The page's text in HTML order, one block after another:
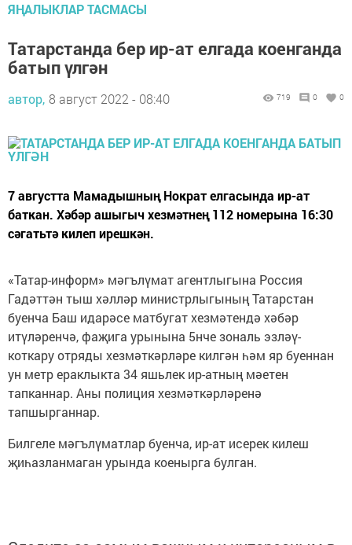
ЯҢАЛЫКЛАР ТАСМАСЫ
Татарстанда бер ир-ат елгада коенганда
батып үлгән
автор, 8 август 2022 - 08:40 719 0 0
7 августта Мамадышның Нократ елгасында ир-ат
баткан. Хәбәр ашыгыч хезмәтнең 112 номерына 16:30
сәгатьтә килеп ирешкән.
«Татар-информ» мәгълүмат агентлыгына Россия
Гадәттән тыш хәлләр министрлыгының Татарстан
буенча Баш идарәсе матбугат хезмәтендә хәбәр
итүләренчә, фаҗига урынына 5нче зональ эзләү-
коткару отряды хезмәткәрләре килгән һәм яр буеннан
ун метр ераклыкта 34 яшьлек ир-атның мәетен
тапканнар. Аны полиция хезмәткәрләренә
тапшырганнар.
Билгеле мәгълүматлар буенча, ир-ат исерек килеш
җиһазланмаган урында коенырга булган.